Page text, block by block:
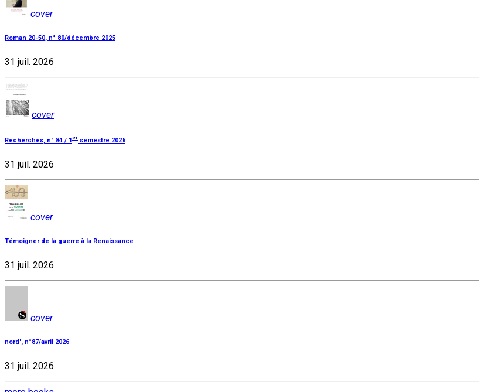
cover
Roman 20-50, n° 80/décembre 2025
31 juil. 2026
cover
Recherches, n° 84 / 1er semestre 2026
31 juil. 2026
cover
Témoigner de la guerre à la Renaissance
31 juil. 2026
cover
nord', n°87/avril 2026
31 juil. 2026